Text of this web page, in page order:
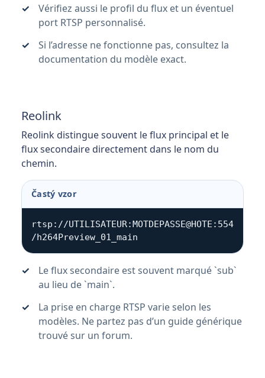
Vérifiez aussi le profil du flux et un éventuel
port RTSP personnalisé.
Si l’adresse ne fonctionne pas, consultez la
documentation du modèle exact.
Reolink
Reolink distingue souvent le flux principal et le
flux secondaire directement dans le nom du
chemin.
Častý vzor
rtsp://UTILISATEUR:MOTDEPASSE@HOTE:554
/h264Preview_01_main
Le flux secondaire est souvent marqué `sub`
au lieu de `main`.
La prise en charge RTSP varie selon les
modèles. Ne partez pas d’un guide générique
trouvé sur un forum.